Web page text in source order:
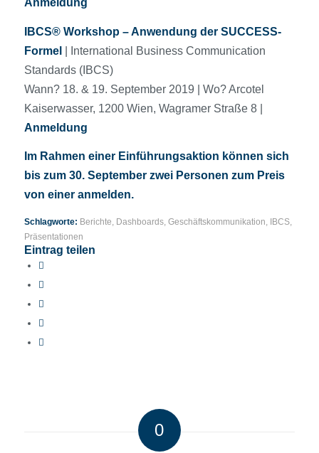
Anmeldung
IBCS® Workshop – Anwendung der SUCCESS-
Formel
| International Business Communication
Standards (IBCS)
Wann? 18. & 19. September 2019 | Wo? Arcotel
Kaiserwasser, 1200 Wien, Wagramer Straße 8 |
Anmeldung
Im Rahmen einer Einführungsaktion können sich
bis zum 30. September zwei Personen zum Preis
von einer anmelden.
Schlagworte: Berichte Dashboards, Geschäftskommunikation IBCS,
Präsentationen
Eintrag teilen
0